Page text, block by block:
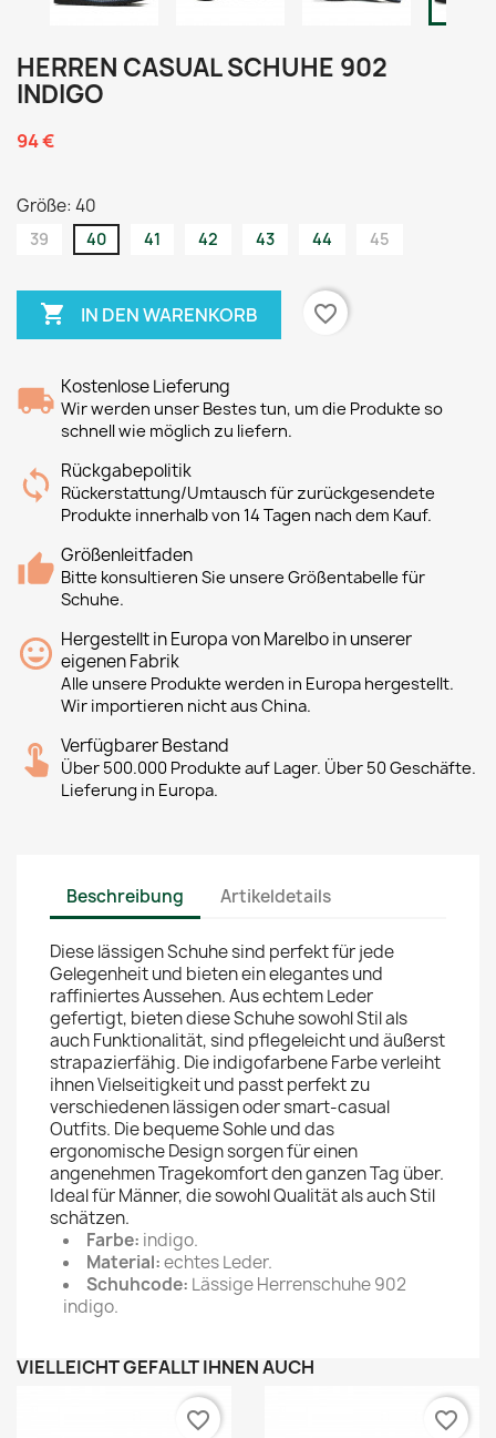
HERREN CASUAL SCHUHE 902
INDIGO
94 €
Größe: 40
39 40 41 42 43 44 45
 IN DEN WARENKORB favorite_border
Kostenlose Lieferung
Wir werden unser Bestes tun, um die Produkte so
schnell wie möglich zu liefern.
Rückgabepolitik
Rückerstattung/Umtausch für zurückgesendete
Produkte innerhalb von 14 Tagen nach dem Kauf.
Größenleitfaden
Bitte konsultieren Sie unsere Größentabelle für
Schuhe.
Hergestellt in Europa von Marelbo in unserer
eigenen Fabrik
Alle unsere Produkte werden in Europa hergestellt.
Wir importieren nicht aus China.
Verfügbarer Bestand
Über 500.000 Produkte auf Lager. Über 50 Geschäfte.
Lieferung in Europa.
Beschreibung Artikeldetails
Diese lässigen Schuhe sind perfekt für jede
Gelegenheit und bieten ein elegantes und
raffiniertes Aussehen. Aus echtem Leder
gefertigt, bieten diese Schuhe sowohl Stil als
auch Funktionalität, sind pflegeleicht und äußerst
strapazierfähig. Die indigofarbene Farbe verleiht
ihnen Vielseitigkeit und passt perfekt zu
verschiedenen lässigen oder smart-casual
Outfits. Die bequeme Sohle und das
ergonomische Design sorgen für einen
angenehmen Tragekomfort den ganzen Tag über.
Ideal für Männer, die sowohl Qualität als auch Stil
schätzen.
Farbe: indigo.
Material:echtes Leder.
Schuhcode: Lässige Herrenschuhe 902
indigo.
VIELLEICHT GEFÄLLT IHNEN AUCH
favorite_border favorite_border